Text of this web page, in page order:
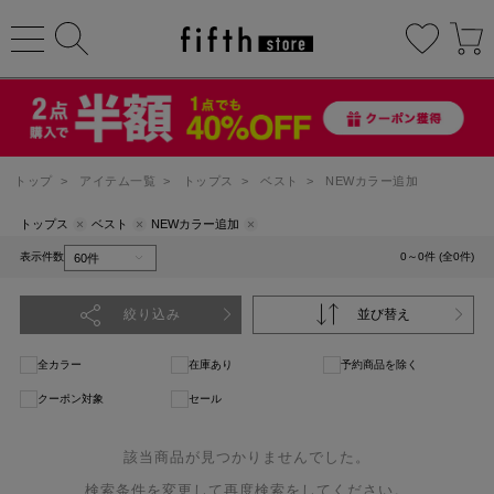
トップ > アイテム一覧 > トップス > ベスト > NEWカラー追加
トップス ベスト NEWカラー追加
表示件数 0～0件 (全0件)
絞り込み 並び替え
全カラー 在庫あり 予約商品を除く
クーポン対象 セール
該当商品が見つかりませんでした。
検索条件を変更して再度検索をしてください。